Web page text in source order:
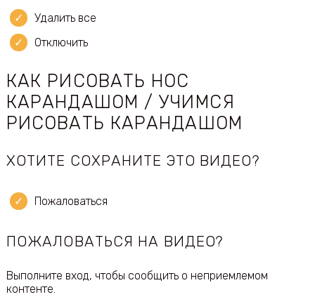
Удалить все
Отключить
КАК РИСОВАТЬ НОС
КАРАНДАШОМ / УЧИМСЯ
РИСОВАТЬ КАРАНДАШОМ
ХОТИТЕ СОХРАНИТЕ ЭТО ВИДЕО?
Пожаловаться
ПОЖАЛОВАТЬСЯ НА ВИДЕО?
Выполните вход, чтобы сообщить о неприемлемом
контенте.